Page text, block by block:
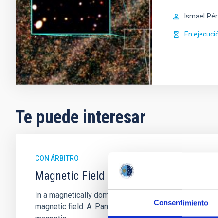
Consentimiento
Ismael
En
Te puede interesar
CON ÁRBITRO
Magnetic Field Alignment with Dense
In a magnetically dominated model of star
magnetic field. A. Pandhi et al. showed instead,